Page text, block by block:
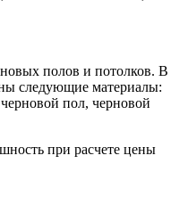
полов и потолков. В
следующие материалы:
пол, черновой
при расчете цены